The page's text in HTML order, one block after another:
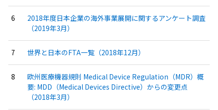
2018年度日本企業の海外事業展開に関するアンケート調査
（2019年3月）
世界と日本のFTA一覧（2018年12月）
欧州医療機器規則 Medical Device Regulation（MDR）概
要: MDD（Medical Devices Directive）からの変更点
（2018年3月）